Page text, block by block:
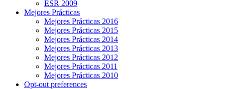
ESR 2009
Mejores Prácticas
Mejores Prácticas 2016
Mejores Prácticas 2015
Mejores Prácticas 2014
Mejores Prácticas 2013
Mejores Prácticas 2012
Mejores Prácticas 2011
Mejores Prácticas 2010
Opt-out preferences